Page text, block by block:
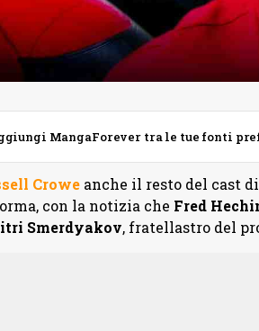
MangaForever tra le tue fonti
Croweanche il resto del cast di
con la notizia che Fred
Smerdyakov, fratellastro del